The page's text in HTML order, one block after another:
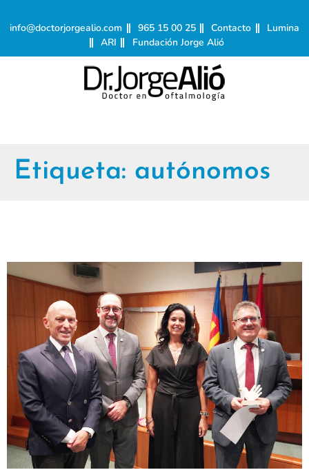
info@doctorjorgealio.com 965 15 00 25 Contacto
Lumina
ARI
Fundación Jorge Alió
Etiqueta: autónomos